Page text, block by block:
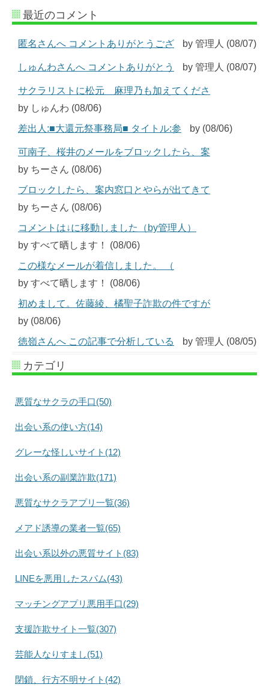
最近のコメント
匿名さんへ コメントありがとうござ by 管理人 (08/07)
しゅんわさんへ コメントありがとう by 管理人 (08/07)
サクラリストに松元 麻理乃も加えてくださ
by しゅんわ (08/06)
差出人:■大還元祭事務局■ タイトル:参
by (08/06)
可南子、桜井のメールをブロックしたら、案
by ちーさん (08/06)
ブロックしたら、案内窓口とやらが出てきて
by ちーさん (08/06)
コメントは↓に移動しました（by管理人）
by すべて晒します！ (08/06)
この様なメールが着信しました。 （
by すべて晒します！ (08/06)
初めまして。佐藤綾、橘聖子詐欺の件ですが
by (08/06)
徳嶺さんへ この記事で分析している
by 管理人 (08/05)
カテゴリ
悪質なサクラの手口(50)
出会い系の使い方(14)
グレーな怪しいサイト(12)
出会い系の副業詐欺(171)
悪質なサクラアプリ一覧(36)
メアド誘導の業者一覧(65)
出会い系以外の悪質サイト(83)
LINEを悪用したスパム(43)
マッチングアプリ悪用手口(29)
支援詐欺サイト一覧(307)
芸能人なりすまし(51)
閉鎖、行方不明サイト(42)